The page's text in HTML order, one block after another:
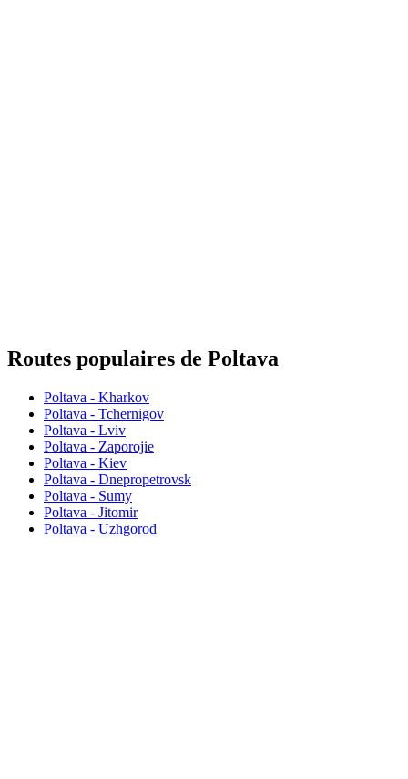
Routes populaires de Poltava
Poltava - Kharkov
Poltava - Tchernigov
Poltava - Lviv
Poltava - Zaporojie
Poltava - Kiev
Poltava - Dnepropetrovsk
Poltava - Sumy
Poltava - Jitomir
Poltava - Uzhgorod